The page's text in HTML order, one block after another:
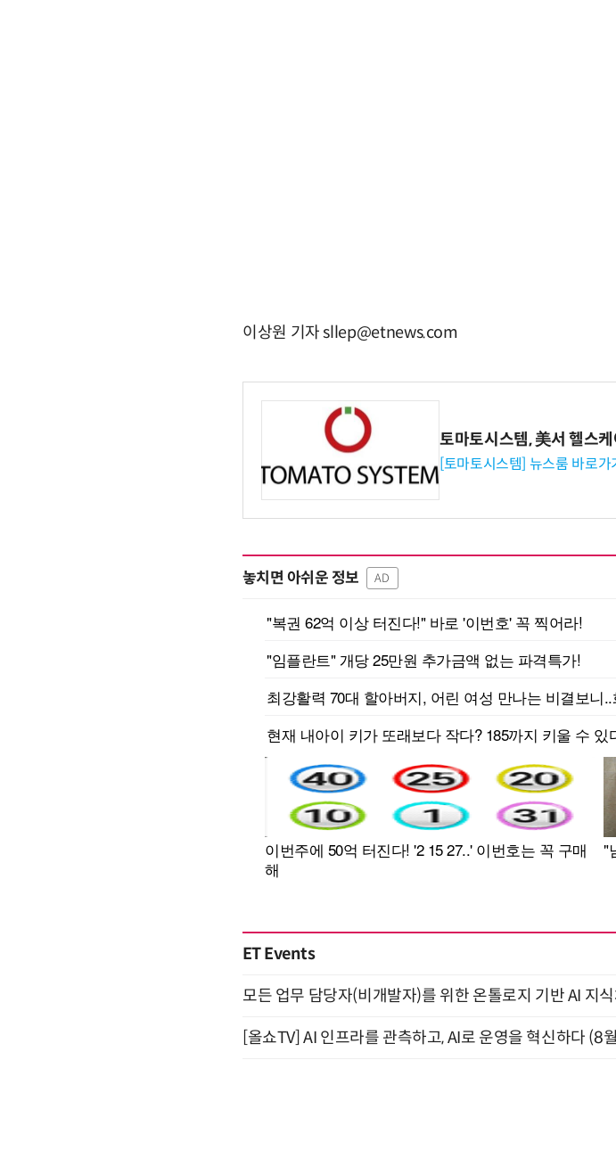
이상원 기자 sllep@etnews.com
토마토시스템, 美서 헬스
[토마토시스템] 뉴스룸 바로가
놓치면 아쉬운 정보 AD
ET Events
모든 업무 담당자(비개발자)를 위한 온톨로지 기반 AI 지
[올쇼TV] AI 인프라를 관측하고, AI로 운영을 혁신하다 (8